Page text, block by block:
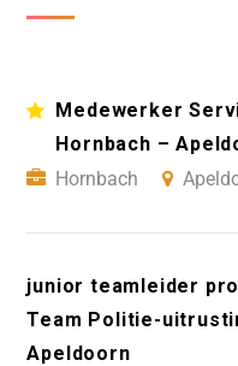
Medewerker
Hornbach –
Hornbach
junior teamleider
Team Politie-
Apeldoorn